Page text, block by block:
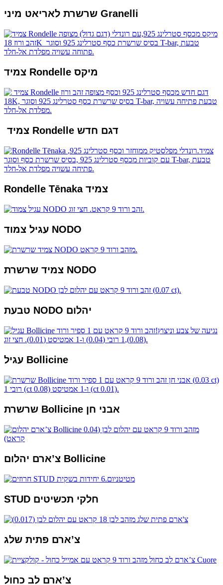
שרשרת לאריאט מיני Granelli
צמיד Rondelle מיקס
צמיד Rondelle דגם חדש
Rondelle Tēnaka צמיד
עגיל צמוד NODO
צמיד שרשרת NODO
טבעת NODO יהלום
עגיל Bollicine
שרשרת Bollicine אבני חן
צ’ארם יהלום Bollicine
STUD חלקי תכשיטים
צ’ארם פתית שלג
צ’ארם לב כחול